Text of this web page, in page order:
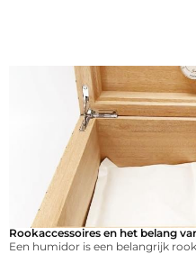
Rookaccessoires en het belang
Een humidor is een belangrijk